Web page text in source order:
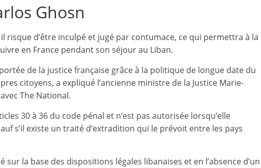
Ghosn
risque d’être inculpé et jugé par contumace, ce qui permettra à la
en France pendant son séjour au Liban.
de la justice française grâce à la politique de longue date du
citoyens, a expliqué l’ancienne ministre de la Justice Marie-
The National.
30 à 36 du code pénal et n’est pas autorisée lorsqu’elle
s’il existe un traité d’extradition qui le prévoit entre les pays
sur la base des dispositions légales libanaises et en l’absence d’un